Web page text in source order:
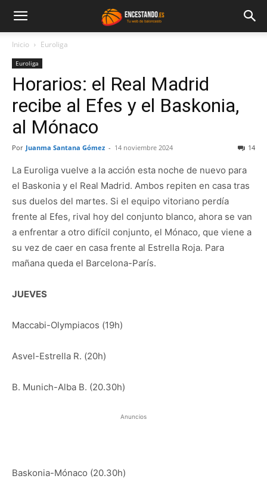
Inicio Euroliga
Euroliga
Horarios: el Real Madrid
recibe al Efes y el Baskonia,
al Mónaco
Por Juanma Santana Gómez - 14 noviembre 2024 14
La Euroliga vuelve a la acción esta noche de nuevo para
el Baskonia y el Real Madrid. Ambos repiten en casa tras
sus duelos del martes. Si el equipo vitoriano perdía
frente al Efes, rival hoy del conjunto blanco, ahora se van
a enfrentar a otro difícil conjunto, el Mónaco, que viene a
su vez de caer en casa frente al Estrella Roja. Para
mañana queda el Barcelona-París.
JUEVES
Maccabi-Olympiacos (19h)
Asvel-Estrella R. (20h)
B. Munich-Alba B. (20.30h)
Anuncios
Baskonia-Mónaco (20.30h)